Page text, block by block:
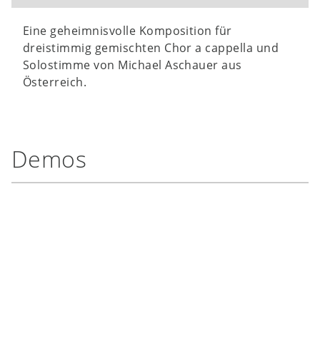
Eine geheimnisvolle Komposition für
dreistimmig gemischten Chor a cappella und
Solostimme von Michael Aschauer aus
Österreich.
Demos